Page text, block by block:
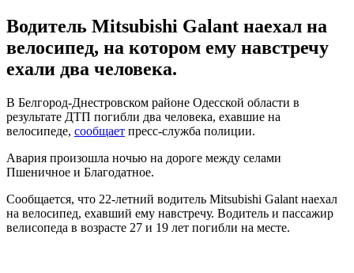
Водитель Mitsubishi Galant наехал на
велосипед, на котором ему навстречу
ехали два человека.
В Белгород-Днестровском районе Одесской области в
результате ДТП погибли два человека, ехавшие на
велосипеде, сообщает пресс-служба полиции.
Авария произошла ночью на дороге между селами
Пшеничное и Благодатное.
Сообщается, что 22-летний водитель Mitsubishi Galant наехал
на велосипед, ехавший ему навстречу. Водитель и пассажир
велисопеда в возрасте 27 и 19 лет погибли на месте.